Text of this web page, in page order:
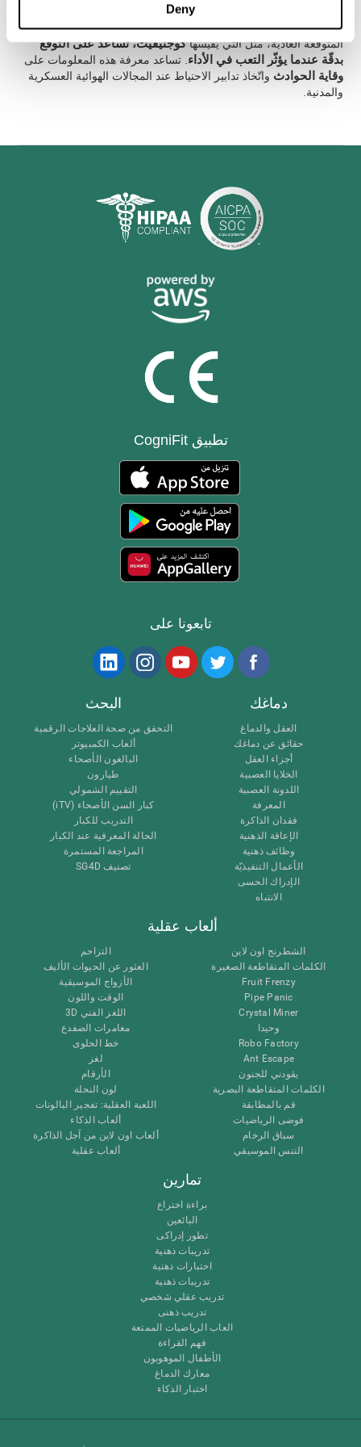
Deny
تشير هذه النتائج إلى أنّ إضافة المتغيرات المتعلّقة بالتعب إلى الأنماط
المتوقّعة العادية، مثل التي يقيسهاكوجنيفيت، تساعد على التوقّع
بدقّة عندما يؤثّر التعب في الأداء . تساعد معرفة هذه المعلومات على
وقاية الحوادث واتّخاذ تدابير الاحتياط عند المجالات الهوائية العسكرية
والمدنية.
تطبيق CogniFit
تابعونا على
دماغك
العقل والدماغ
حقائق عن دماغك
أجزاء العقل
الخلايا العصبية
اللدونة العصبية
المعرفة
فقدان الذاكرة
الإعاقة الذهنية
وظائف ذهنية
الأعمال التنفيذيّة
الإدراك الحسى
الانتباه
البحث
التحقق من صحة العلاجات الرقمية
ألعاب الكمبيوتر
البالغون الأصحاء
طيارون
التقييم الشمولي
كبار السن الأصحاء (iTV)
التدريب للكبار
الحالة المعرفية عند الكبار
المراجعة المستمرة
تصنيف SG4D
ألعاب عقلية
الشطرنج اون لاين
الكلمات المتقاطعة الصغيرة
Fruit Frenzy
Pipe Panic
Crystal Miner
وحيدا
Robo Factory
Ant Escape
يقودني للجنون
الكلمات المتقاطعة البصرية
قم بالمطابقة
فوضى الرياضيات
سباق الرخام
التنس الموسيقي
التزاحم
العثور عن الحيوات الأليف
الأزواج الموسيقية
الوقت واللون
اللغز الفني 3D
مغامرات الضفدع
خط الحلوى
لغز
الأرقام
لون النحلة
اللعبة العقلية: تفجير البالونات
ألعاب الذكاء
ألعاب اون لاين من آجل الذاكرة
ألعاب عقلية
تمارين
براءة اختراع
البائعين
تطور إدراكى
تدريبات ذهنية
اختبارات ذهنية
تدريبات ذهنية
تدريب عقلي شخصي
تدريب ذهنى
العاب الرياضيات الممتعة
فهم القراءة
الأطفال الموهوبون
معارك الدماغ
اختبار الذكاء